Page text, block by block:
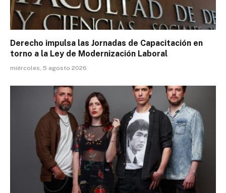
Derecho impulsa las Jornadas de Capacitación en
torno a la Ley de Modernización Laboral
miércoles, 5 agosto 2026